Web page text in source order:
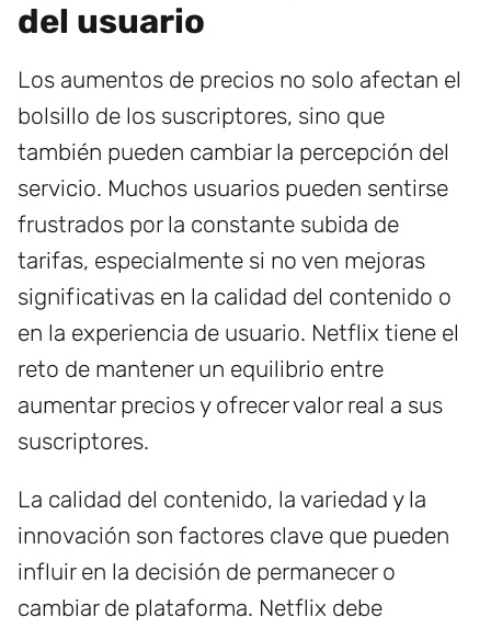
del usuario
Los aumentos de precios no solo afectan el
bolsillo de los suscriptores, sino que
también pueden cambiar la percepción del
servicio. Muchos usuarios pueden sentirse
frustrados por la constante subida de
tarifas, especialmente si no ven mejoras
significativas en la calidad del contenido o
en la experiencia de usuario. Netflix tiene el
reto de mantener un equilibrio entre
aumentar precios y ofrecer valor real a sus
suscriptores.
La calidad del contenido, la variedad y la
innovación son factores clave que pueden
influir en la decisión de permanecer o
cambiar de plataforma. Netflix debe